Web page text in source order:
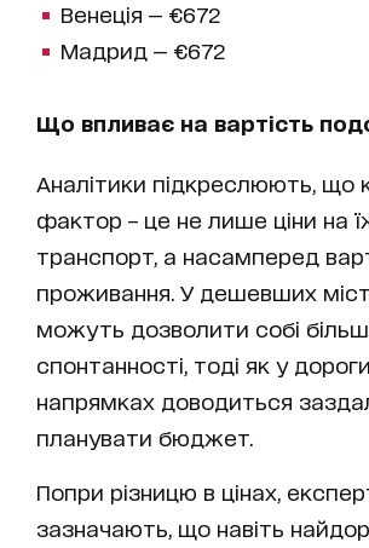
Венеція — €672
Мадрид — €672
Що впливає на вартість
Аналітики підкреслюють, що
фактор – це не лише ціни на
транспорт, а насамперед
проживання. У дешевших
можуть дозволити собі
спонтанності, тоді як у
напрямках доводиться
планувати бюджет.
Попри різницю в цінах,
зазначають, що навіть